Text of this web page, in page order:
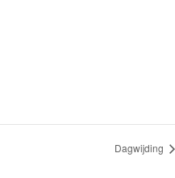
Dagwijding